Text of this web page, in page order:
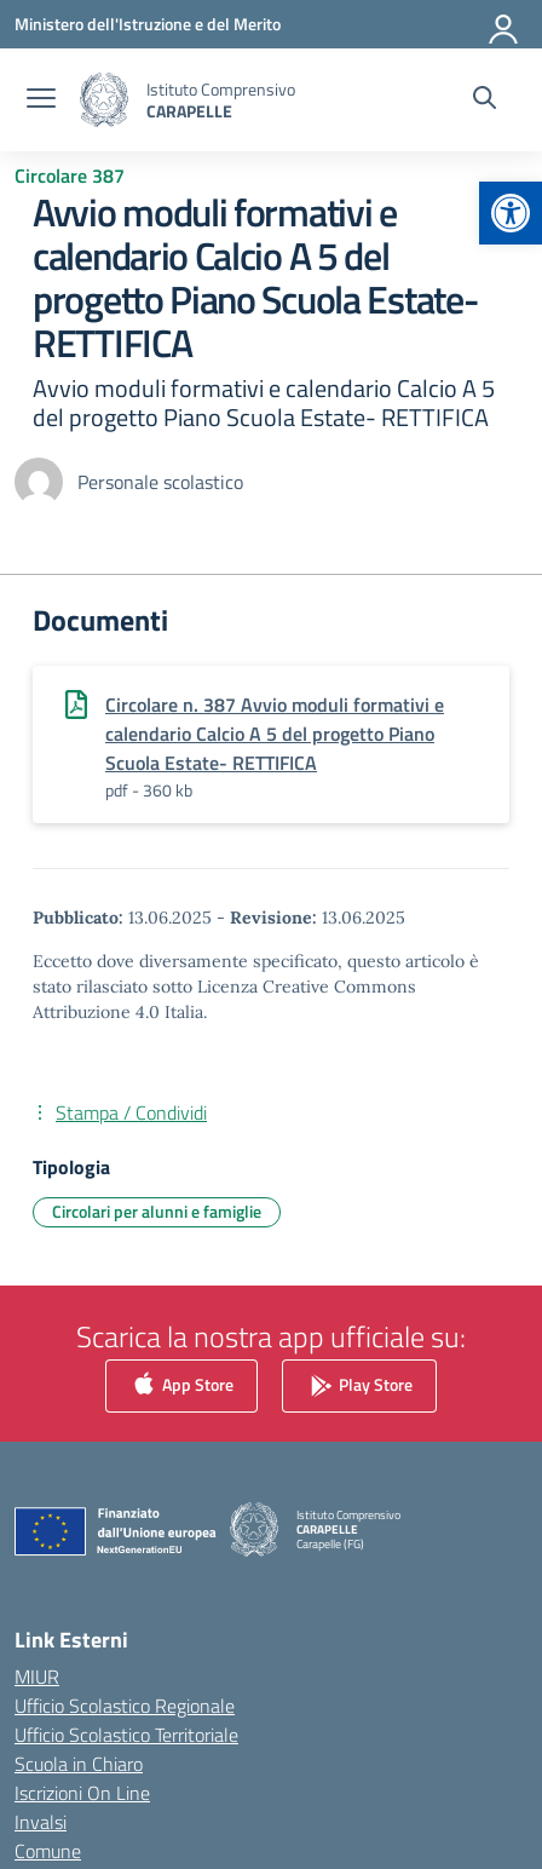
Vai ai contenuti
Vai al menu di navigazione
Vai al footer
Ministero dell'Istruzione e del Merito
Istituto Comprensivo
CARAPELLE
Circolare 387
Avvio moduli formativi e
calendario Calcio A 5 del
progetto Piano Scuola Estate-
RETTIFICA
Avvio moduli formativi e calendario Calcio A 5
del progetto Piano Scuola Estate- RETTIFICA
Personale scolastico
Documenti
Circolare n. 387 Avvio moduli formativi e
calendario Calcio A 5 del progetto Piano
Scuola Estate- RETTIFICA
pdf - 360 kb
Pubblicato: 13.06.2025 - Revisione: 13.06.2025
Eccetto dove diversamente specificato, questo articolo è
stato rilasciato sotto Licenza Creative Commons
Attribuzione 4.0 Italia.
Stampa / Condividi
Tipologia
Circolari per alunni e famiglie
Scarica la nostra app ufficiale su:
App Store Play Store
Istituto Comprensivo
CARAPELLE
Carapelle (FG)
— Visita la pagina iniziale della scuola
Link Esterni
MIUR
Ufficio Scolastico Regionale
Ufficio Scolastico Territoriale
Scuola in Chiaro
Iscrizioni On Line
Invalsi
Comune